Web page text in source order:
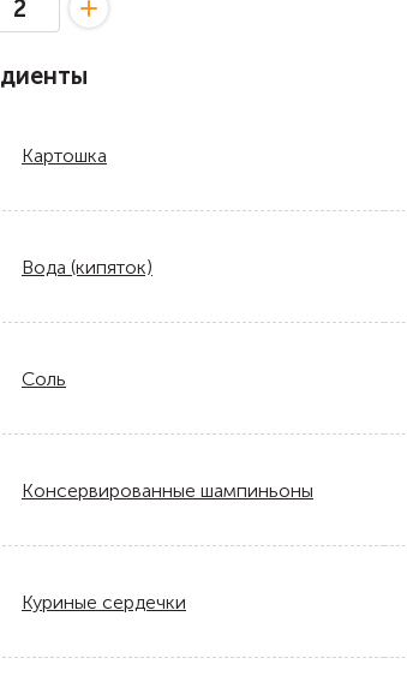
Картошка
Вода (кипяток)
Соль
Консервированные шампиньоны
Куриные сердечки